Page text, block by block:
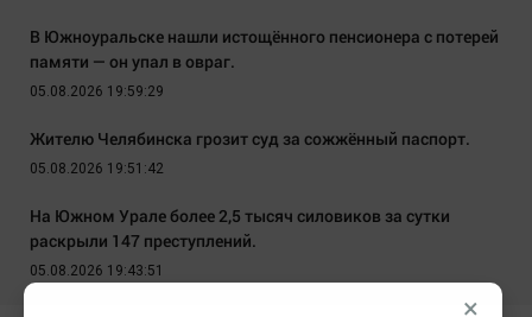
В Южноуральске нашли истощённого пенсионера с потерей
памяти — он упал в овраг.
05.08.2026 19:59:29
Жителю Челябинска грозит суд за сожжённый паспорт.
05.08.2026 19:51:42
На Южном Урале более 2,5 тысяч силовиков за сутки
раскрыли 147 преступлений.
05.08.2026 19:43:51
×